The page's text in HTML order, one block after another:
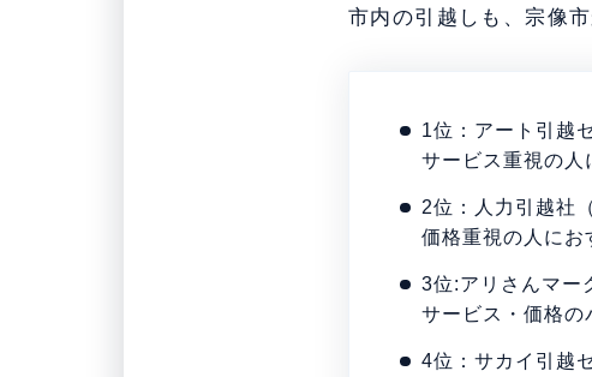
市内の引越しも、宗像
1位：アート引越
サービス重視の人
2位：人力引越社（
価格重視の人にお
3位:アリさんマー
サービス・価格の
4位：サカイ引越